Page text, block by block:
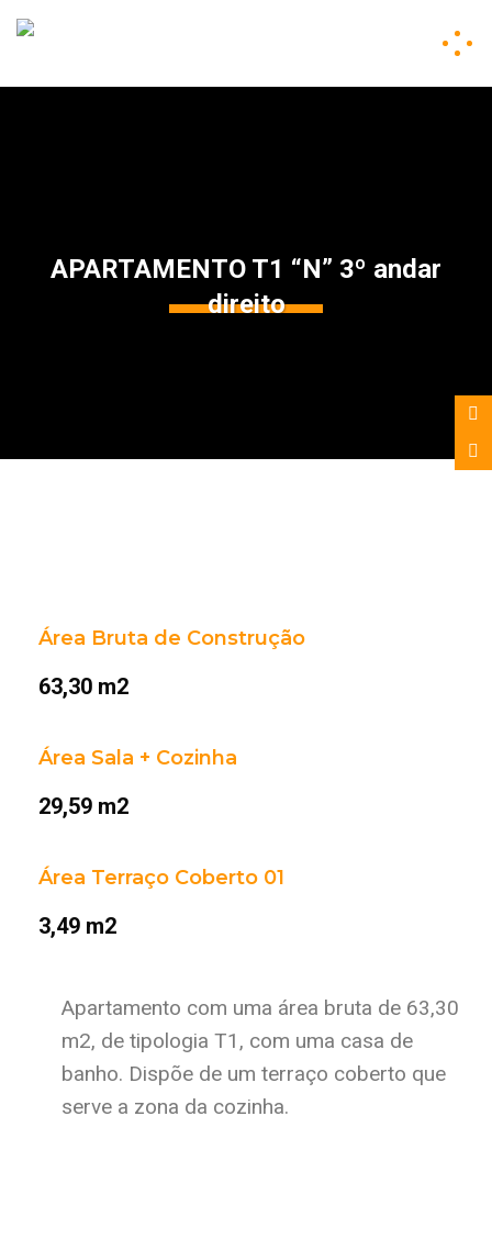
APARTAMENTO T1 “N” 3º andar
direito
Área Bruta de Construção
63,30 m2
Área Sala + Cozinha
29,59 m2
Área Terraço Coberto 01
3,49 m2
Apartamento com uma área bruta de 63,30
m2, de tipologia T1, com uma casa de
banho. Dispõe de um terraço coberto que
serve a zona da cozinha.